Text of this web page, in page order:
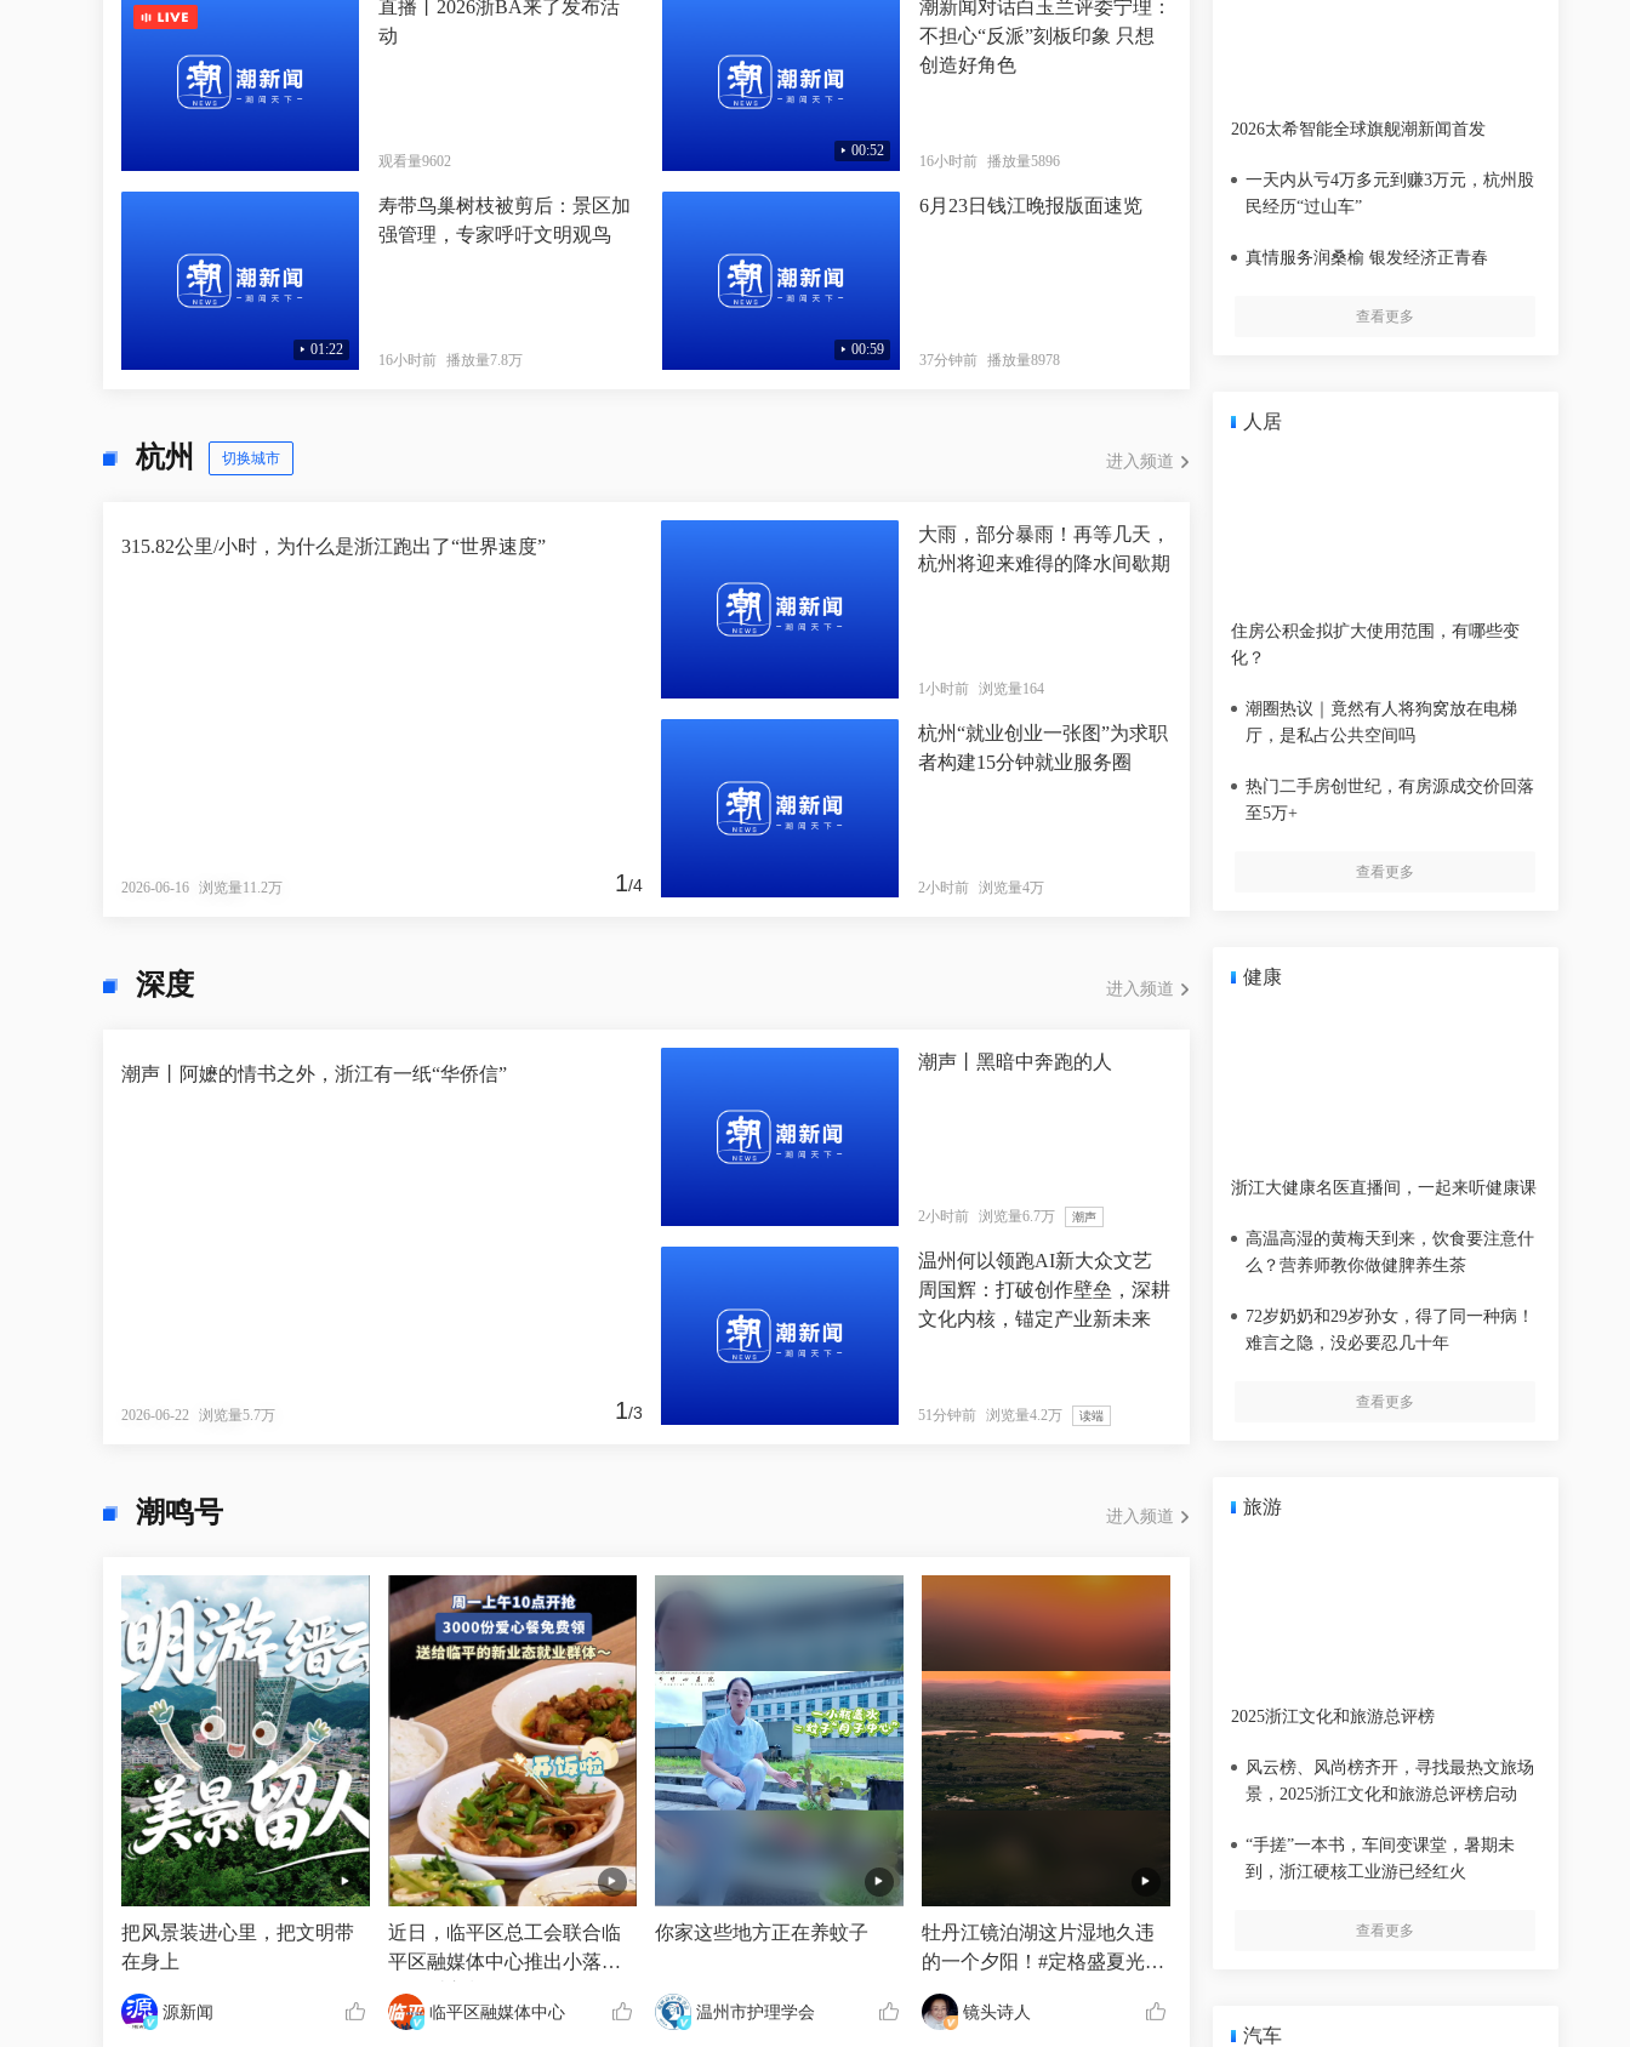
直播丨2026浙BA来了发布活
动
观看量9602
00:52
潮新闻对话白玉兰评委宁理：
不担心“反派”刻板印象 只想
创造好角色
16小时前 播放量5896
01:22
寿带鸟巢树枝被剪后：景区加
强管理，专家呼吁文明观鸟
16小时前 播放量7.8万
00:59
6月23日钱江晚报版面速览
37分钟前 播放量8978
杭州 切换城市 进入频道
315.82公里/小时，为什么是浙江跑出了“世界速度”
吗？
2026-06-16 浏览量11.2万 1/4
大雨，部分暴雨！再等几天，
杭州将迎来难得的降水间歇期
1小时前 浏览量164
杭州“就业创业一张图”为求职
者构建15分钟就业服务圈
2小时前 浏览量4万
深度 进入频道
潮声丨阿嬷的情书之外，浙江有一纸“华侨信”
2026-06-22 浏览量5.7万 1/3
潮声丨黑暗中奔跑的人
2小时前 浏览量6.7万 潮声
温州何以领跑AI新大众文艺
周国辉：打破创作壁垒，深耕
文化内核，锚定产业新未来
51分钟前 浏览量4.2万 读端
潮鸣号 进入频道
把风景装进心里，把文明带
在身上
源新闻
近日，临平区总工会联合临
平区融媒体中心推出小落胃
工会爱心餐活动！每周一10
点，登录悦临平APP可免费
临平区融媒体中心
你家这些地方正在养蚊子
温州市护理学会
牡丹江镜泊湖这片湿地久违
的一个夕阳！#定格盛夏光影
镜头诗人
2026太希智能全球旗舰潮新闻首发
一天内从亏4万多元到赚3万元，杭州股
民经历“过山车”
真情服务润桑榆 银发经济正青春
查看更多
人居
住房公积金拟扩大使用范围，有哪些变
化？
潮圈热议｜竟然有人将狗窝放在电梯
厅，是私占公共空间吗
热门二手房创世纪，有房源成交价回落
至5万+
查看更多
健康
浙江大健康名医直播间，一起来听健康课
高温高湿的黄梅天到来，饮食要注意什
么？营养师教你做健脾养生茶
72岁奶奶和29岁孙女，得了同一种病！
难言之隐，没必要忍几十年
查看更多
旅游
2025浙江文化和旅游总评榜
风云榜、风尚榜齐开，寻找最热文旅场
景，2025浙江文化和旅游总评榜启动
“手搓”一本书，车间变课堂，暑期未
到，浙江硬核工业游已经红火
查看更多
汽车